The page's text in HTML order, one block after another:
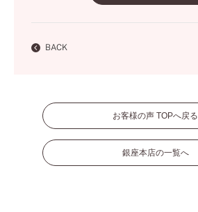
BACK
お客様の声 TOPへ戻る
銀座本店の一覧へ